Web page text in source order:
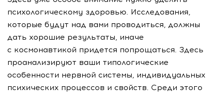
психологическому здоровью. Исследования,
которые будут над вами проводиться, должны
дать хорошие результаты, иначе
с космонавтикой придется попрощаться. Здесь
проанализируют ваши типологические
особенности нервной системы, индивидуальных
психических процессов и свойств. Среди этого